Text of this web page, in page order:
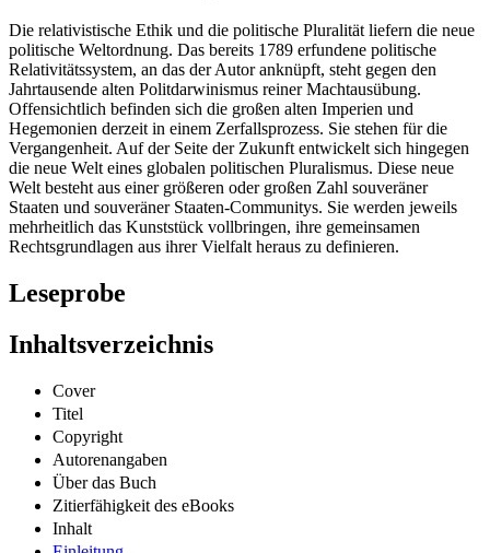
Die relativistische Ethik und die politische Pluralität liefern die neue
politische Weltordnung. Das bereits 1789 erfundene politische
Relativitätssystem, an das der Autor anknüpft, steht gegen den
Jahrtausende alten Politdarwinismus reiner Machtausübung.
Offensichtlich befinden sich die großen alten Imperien und
Hegemonien derzeit in einem Zerfallsprozess. Sie stehen für die
Vergangenheit. Auf der Seite der Zukunft entwickelt sich hingegen
die neue Welt eines globalen politischen Pluralismus. Diese neue
Welt besteht aus einer größeren oder großen Zahl souveräner
Staaten und souveräner Staaten-Communitys. Sie werden jeweils
mehrheitlich das Kunststück vollbringen, ihre gemeinsamen
Rechtsgrundlagen aus ihrer Vielfalt heraus zu definieren.
Leseprobe
Inhaltsverzeichnis
Cover
Titel
Copyright
Autorenangaben
Über das Buch
Zitierfähigkeit des eBooks
Inhalt